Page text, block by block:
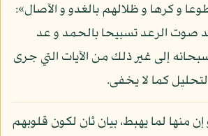
و كرها و ظلالهم بالغدو و الآصال»:
حيث عد صوت الرعد تسبيحا بالحمد و عد
إلى غير ذلك من الآيات التي جرى
كما لا يخفى.
منها لما يهبط، بيان ثان لكون قلوبهم